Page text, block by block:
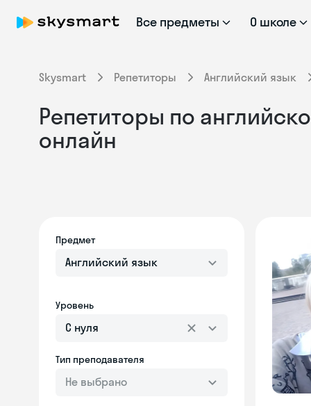
Все предметы О школе
Skysmart Репетиторы Английский язык
Репетиторы по
онлайн
Предмет
Английский язык
Уровень
С нуля
Тип преподавателя
Не выбрано